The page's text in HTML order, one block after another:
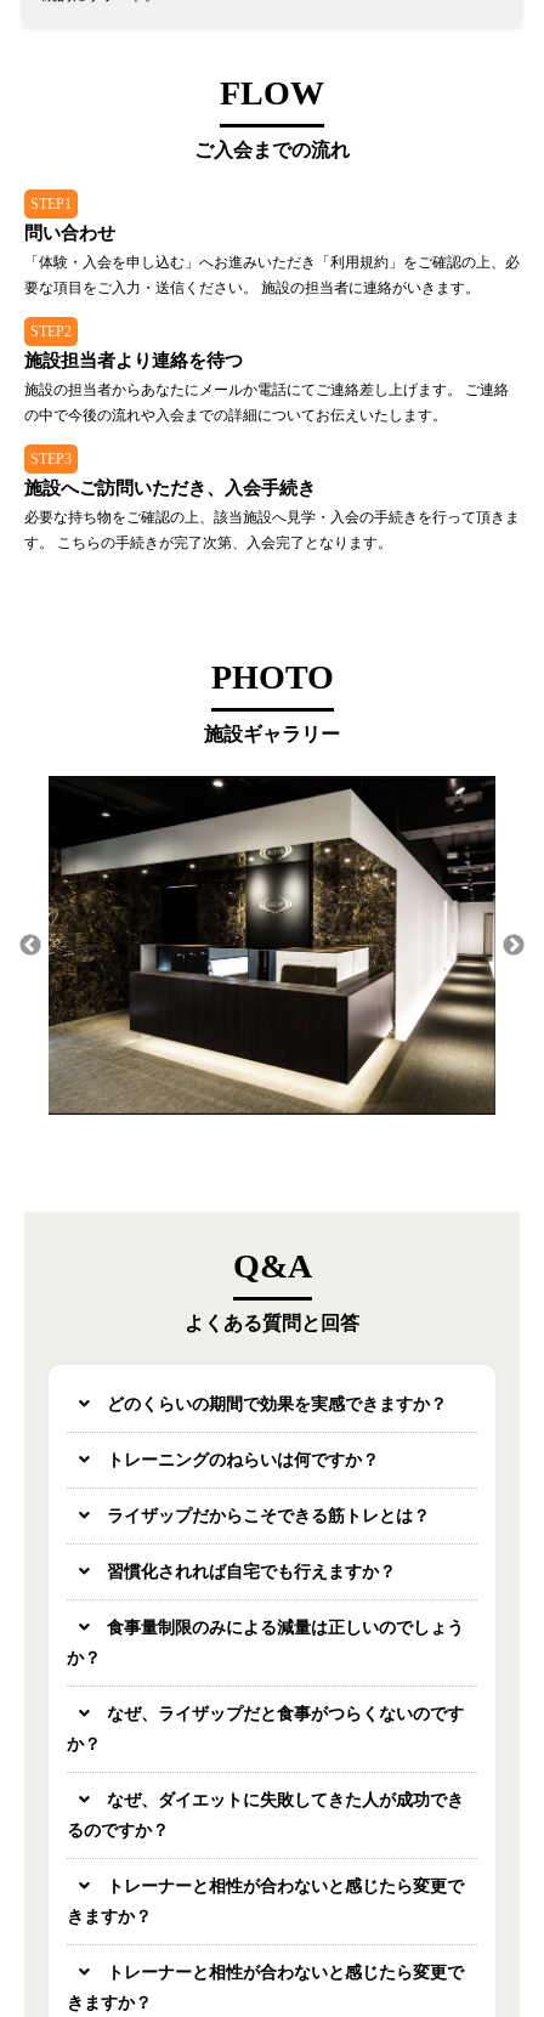
FLOW
ご入会までの流れ
STEP1
問い合わせ
「体験・入会を申し込む」へお進みいただき「利用規約」をご確認の上、必
要な項目をご入力・送信ください。 施設の担当者に連絡がいきます。
STEP2
施設担当者より連絡を待つ
施設の担当者からあなたにメールか電話にてご連絡差し上げます。 ご連絡
の中で今後の流れや入会までの詳細についてお伝えいたします。
STEP3
施設へご訪問いただき、入会手続き
必要な持ち物をご確認の上、該当施設へ見学・入会の手続きを行って頂きま
す。 こちらの手続きが完了次第、入会完了となります。
PHOTO
施設ギャラリー
Q&A
よくある質問と回答
どのくらいの期間で効果を実感できますか？
トレーニングのねらいは何ですか？
ライザップだからこそできる筋トレとは？
習慣化されれば自宅でも行えますか？
食事量制限のみによる減量は正しいのでしょう
か？
なぜ、ライザップだと食事がつらくないのです
か？
なぜ、ダイエットに失敗してきた人が成功でき
るのですか？
トレーナーと相性が合わないと感じたら変更で
きますか？
トレーナーと相性が合わないと感じたら変更で
きますか？